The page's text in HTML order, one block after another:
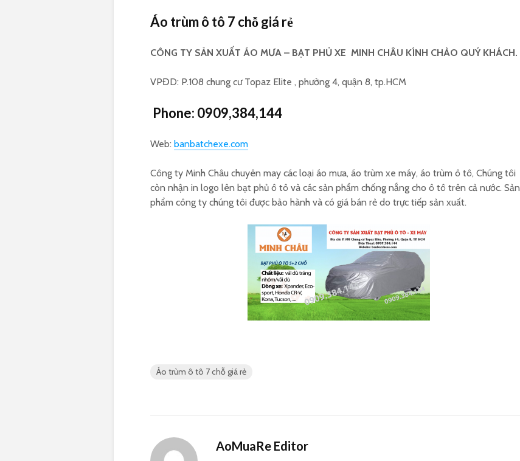
Áo trùm ô tô 7 chỗ giá rẻ
CÔNG TY SẢN XUẤT ÁO MƯA – BẠT PHỦ XE MINH CHÂU KÍNH CHÀO QUÝ KHÁCH.
VPĐD: P.108 chung cư Topaz Elite , phường 4, quận 8, tp.HCM
Phone: 0909,384,144
Web: banbatchexe.com
Công ty Minh Châu chuyên may các loại áo mưa, áo trùm xe máy, áo trùm ô tô, Chúng tôi
còn nhận in logo lên bạt phủ ô tô và các sản phẩm chống nắng cho ô tô trên cả nước. Sản
phẩm công ty chúng tôi được bảo hành và có giá bán rẻ do trực tiếp sản xuất.
Áo trùm ô tô 7 chỗ giá rẻ
AoMuaRe Editor